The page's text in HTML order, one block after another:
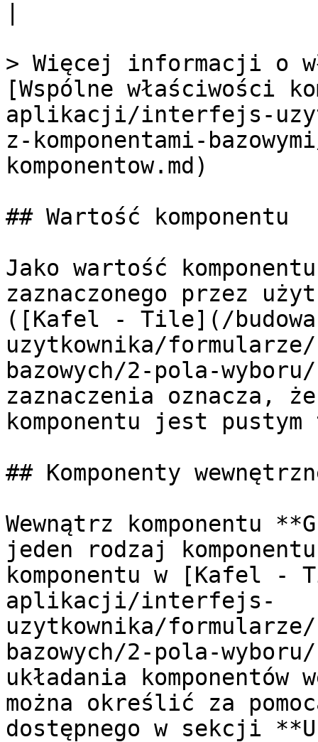
> Więcej informacji o
[Wspólne właściwości
aplikacji/interfejs-
z-komponentami-
komponentow.md)
## Wartość komponentu
Jako wartość
zaznaczonego przez
([Kafel - Tile](/
uzytkownika/
bazowych/2-pola-
zaznaczenia oznacza,
komponentu jest
## Komponenty
Wewnątrz komponentu
jeden rodzaj
komponentu w [Kafel -
aplikacji/interfejs-
uzytkownika/
bazowych/2-pola-
układania
można określić za
dostępnego w sekcji